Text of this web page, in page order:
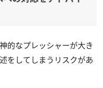
的なプレッシャーが大き
をしてしまうリスクがあ